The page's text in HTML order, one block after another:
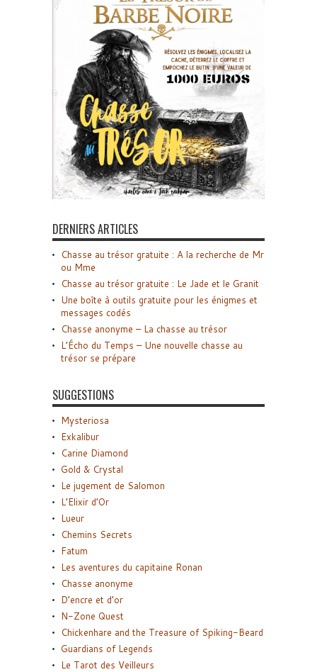
DERNIERS ARTICLES
Chasse au trésor gratuite : A la recherche de Mr
ou Mme
Chasse au trésor gratuite : Le Jade et le Granit
Une boîte à outils gratuite pour les énigmes et
messages codés
Chasse anonyme – La chasse au trésor
L’Écho du Temps – Une nouvelle chasse au
trésor se prépare
SUGGESTIONS
Mysteriosa
Exkalibur
Carine Diamond
Gold & Crystal
Le jugement de Salomon
L’Elixir d’Or
Lueur
Chemins Secrets
Fatum
Les aventures du capitaine Ronan
Chasse anonyme
D’encre et d’or
N-Zone Quest
Chickenhare and the Treasure of Spiking-Beard
Guardians of Legends
Le Tarot des Veilleurs